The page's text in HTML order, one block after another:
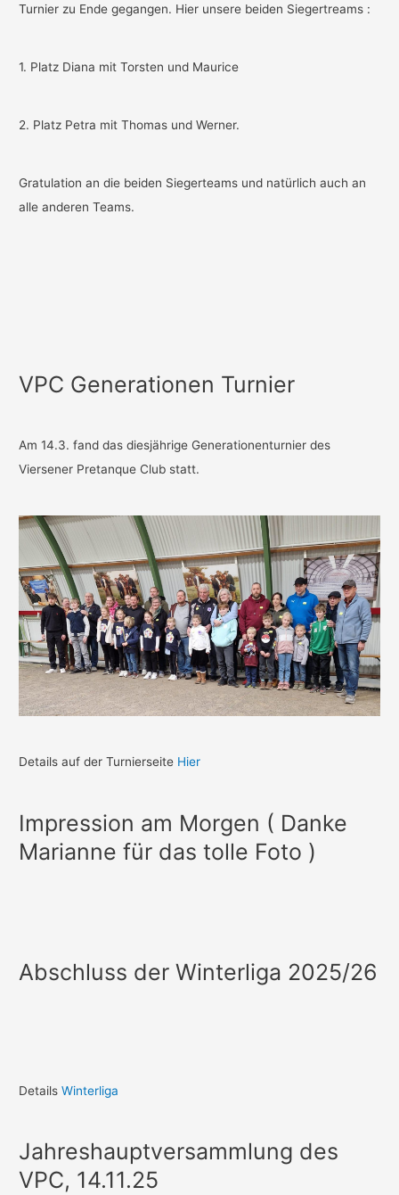
Turnier zu Ende gegangen. Hier unsere beiden Siegertreams :
1. Platz Diana mit Torsten und Maurice
2. Platz Petra mit Thomas und Werner.
Gratulation an die beiden Siegerteams und natürlich auch an
alle anderen Teams.
VPC Generationen Turnier
Am 14.3. fand das diesjährige Generationenturnier des
Viersener Pretanque Club statt.
Details auf der Turnierseite Hier
Impression am Morgen ( Danke
Marianne für das tolle Foto )
Abschluss der Winterliga 2025/26
DetailsWinterliga
Jahreshauptversammlung des
VPC, 14.11.25